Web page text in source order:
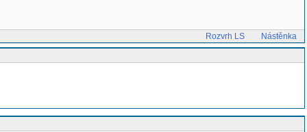
Rozvrh LS
Nástěnka